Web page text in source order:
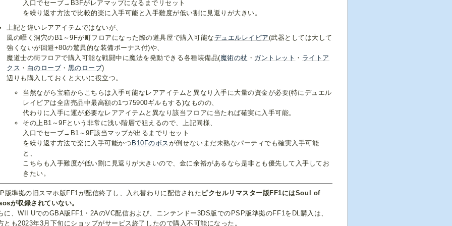
入口でセーブ→B3Fがレアマップになるまでリセット
を繰り返す方法で比較的楽に入手可能と入手難度が低い割に見返りが大きい。
上記と違いレアアイテムではないが、
風の囁く洞穴のB1～9Fが町フロアになった際の道具屋で購入可能なデュエルレイピア(武器としては大して
強くないが回避+80の驚異的な装備ボーナス付)や、
魔道士の街フロアで購入可能な戦闘中に魔法を発動できる各種装備品(魔術の杖 ・ ガントレット ・ ライトア
クス ・ 白のローブ ・ 黒のローブ)
辺りも購入しておくと大いに役立つ。
当然ながら宝箱からこちらは入手可能なレアアイテムと異なり入手に大量の資金が必要(特にデュエル
レイピアは全店売品中最高額の1つ75900ギルもする)なものの、
代わりに入手に運が必要なレアアイテムと異なり該当フロアに当たれば確実に入手可能。
その上B1～9Fという非常に浅い階層で狙えるので、上記同様、
入口でセーブ→B1～9F該当マップが出るまでリセット
を繰り返す方法で楽に入手可能かつ B10Fのボスが倒せないまだ未熟なパーティでも確実入手可能
と、
こちらも入手難度が低い割に見返りが大きいので、金に余裕があるなら是非とも優先して入手してお
きたい。
版準拠の旧スマホ版FF1が配信終了し、入れ替わりに配信された ピクセルリマスター版FF1にはSoul of
が収録されていない。
に、WII UでのGBA版FF1・2AのVC配信および、ニンテンドー3DS版でのPSP版準拠のFF1をDL購入は、
とも2023年3月下旬にショップがサービス終了したので購入不可能になった。